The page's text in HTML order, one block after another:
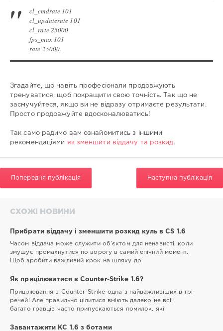
cl_cmdrate 101
cl_updaterate 101
cl_rate 25000
fps_max 101
rate 25000.
Згадайте, що навіть професіонали продовжують
тренуватися, щоб покращити свою точність. Так що не
засмучуйтеся, якщо ви не відразу отримаєте результати.
Просто продовжуйте вдосконалюватись!
Так само радимо вам ознайомитись з іншими
рекомендаціями
як зменшити віддачу та розкид .
Попередня публікація Наступна публікація
СХОЖІ НОВИНИ
Прибрати віддачу і зменшити розкид куль в CS 1.6
Часом віддача може служити об'єктом для ненависті, коли
змушує промахнутися по ворогу в самий епічний момент.
Щоб зробити важливий крок на шляху до
Як прицілюватися в Counter-Strike 1.6?
Прицілювання в Counter-Strike-одна з найважливіших в грі
речей! Але правильно цілитися вміють далеко не всі:
багато гравців часто припускаються помилок, які
Завантажити КС 1.6 з ботами